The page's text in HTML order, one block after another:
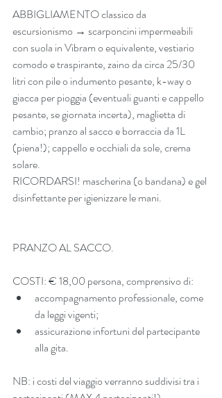
ABBIGLIAMENTO classico da
escursionismo → scarponcini impermeabili
con suola in Vibram o equivalente, vestiario
comodo e traspirante, zaino da circa 25/30
litri con pile o indumento pesante, k-way o
giacca per pioggia (eventuali guanti e cappello
pesante, se giornata incerta), maglietta di
cambio; pranzo al sacco e borraccia da 1L
(piena!); cappello e occhiali da sole, crema
solare.
RICORDARSI! mascherina (o bandana) e gel
disinfettante per igienizzare le mani.
PRANZO AL SACCO.
COSTI: € 18,00 persona, comprensivo di:
accompagnamento professionale, come
da leggi vigenti;
assicurazione infortuni del partecipante
alla gita.
NB: i costi del viaggio verranno suddivisi tra i